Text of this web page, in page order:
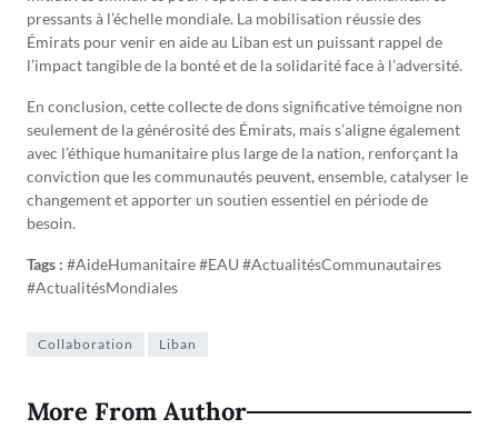
pressants à l’échelle mondiale. La mobilisation réussie des
Émirats pour venir en aide au Liban est un puissant rappel de
l’impact tangible de la bonté et de la solidarité face à l’adversité.
En conclusion, cette collecte de dons significative témoigne non
seulement de la générosité des Émirats, mais s’aligne également
avec l’éthique humanitaire plus large de la nation, renforçant la
conviction que les communautés peuvent, ensemble, catalyser le
changement et apporter un soutien essentiel en période de
besoin.
Tags : #AideHumanitaire #EAU #ActualitésCommunautaires
#ActualitésMondiales
Collaboration Liban
More From Author